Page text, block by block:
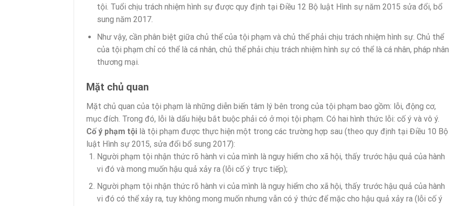
tội. Tuổi chịu trách nhiệm hình sự được quy định tại Điều 12 Bộ luật Hình sự năm 2015 sửa đổi, bổ
sung năm 2017.
Như vậy, cần phân biệt giữa chủ thể của tội phạm và chủ thể phải chịu trách nhiệm hình sự. Chủ thể
của tội phạm chỉ có thể là cá nhân, chủ thể phải chịu trách nhiệm hình sự có thể là cá nhân, pháp nhân
thương mại.
Mặt chủ quan
Mặt chủ quan của tội phạm là những diễn biến tâm lý bên trong của tội phạm bao gồm: lỗi, động cơ,
mục đích. Trong đó, lỗi là dấu hiệu bắt buộc phải có ở mọi tội phạm. Có hai hình thức lỗi: cố ý và vô ý.
Cố ý phạm tội là tội phạm được thực hiện một trong các trường hợp sau (theo quy định tại Điều 10 Bộ
luật Hình sự 2015, sửa đổi bổ sung 2017):
Người phạm tội nhận thức rõ hành vi của mình là nguy hiểm cho xã hội, thấy trước hậu quả của hành
vi đó và mong muốn hậu quả xảy ra (lỗi cố ý trực tiếp);
Người phạm tội nhận thức rõ hành vi của mình là nguy hiểm cho xã hội, thấy trước hậu quả của hành
vi đó có thể xảy ra, tuy không mong muốn nhưng vẫn có ý thức để mặc cho hậu quả xảy ra (lỗi cố ý